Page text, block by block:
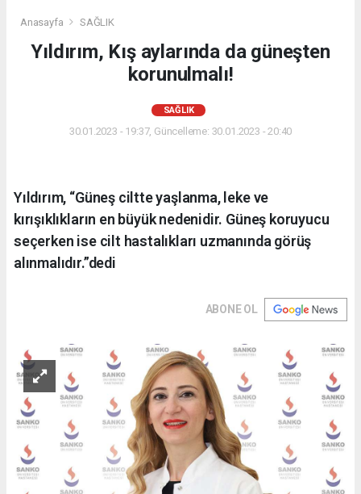
Anasayfa SAĞLIK
Yıldırım, Kış aylarında da güneşten
korunulmalı!
SAĞLIK
30.01.2023 - 19:37, Güncelleme: 30.01.2023 - 20:40
Yıldırım, “Güneş ciltte yaşlanma, leke ve
kırışıklıkların en büyük nedenidir. Güneş koruyucu
seçerken ise cilt hastalıkları uzmanında görüş
alınmalıdır.”dedi
ABONE OL